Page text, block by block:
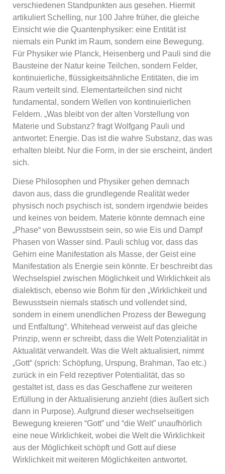
verschiedenen Standpunkten aus gesehen. Hiermit
artikuliert Schelling, nur 100 Jahre früher, die gleiche
Einsicht wie die Quantenphysiker: eine Entität ist
niemals ein Punkt im Raum, sondern eine Bewegung.
Für Physiker wie Planck, Heisenberg und Pauli sind die
Bausteine der Natur keine Teilchen, sondern Felder,
kontinuierliche, flüssigkeitsähnliche Entitäten, die im
Raum verteilt sind. Elementarteilchen sind nicht
fundamental, sondern Wellen von kontinuierlichen
Feldern. „Was bleibt von der alten Vorstellung von
Materie und Substanz? fragt Wolfgang Pauli und
antwortet: Energie. Das ist die wahre Substanz, das was
erhalten bleibt. Nur die Form, in der sie erscheint, ändert
sich.
Diese Philosophen und Physiker gehen demnach
davon aus, dass die grundlegende Realität weder
physisch noch psychisch ist, sondern irgendwie beides
und keines von beidem. Materie könnte demnach eine
„Phase“ von Bewusstsein sein, so wie Eis und Dampf
Phasen von Wasser sind. Pauli schlug vor, dass das
Gehirn eine Manifestation als Masse, der Geist eine
Manifestation als Energie sein könnte. Er beschreibt das
Wechselspiel zwischen Möglichkeit und Wirklichkeit als
dialektisch, ebenso wie Bohm für den „Wirklichkeit und
Bewusstsein niemals statisch und vollendet sind,
sondern in einem unendlichen Prozess der Bewegung
und Entfaltung“. Whitehead verweist auf das gleiche
Prinzip, wenn er schreibt, dass die Welt Potenzialität in
Aktualität verwandelt. Was die Welt aktualisiert, nimmt
„Gott“ (sprich: Schöpfung, Urspung, Brahman, Tao etc.)
zurück in ein Feld rezeptiver Potentialität, das so
gestaltet ist, dass es das Geschaffene zur weiteren
Erfüllung in der Aktualisierung anzieht (dies äußert sich
dann in Purpose). Aufgrund dieser wechselseitigen
Bewegung kreieren “Gott” und “die Welt” unaufhörlich
eine neue Wirklichkeit, wobei die Welt die Wirklichkeit
aus der Möglichkeit schöpft und Gott auf diese
Wirklichkeit mit weiteren Möglichkeiten antwortet.